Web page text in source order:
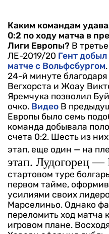
Каким командам
0:2 по ходу матча в
Лиги Европы? В
ЛЕ-2019/20 Гент
матче с Вольфсбургом
24-й минуте
Вегхорста и Жоау
Яремчука позволил
очко. Видео В
Европы было семь
команда добывала
счета 0:2. Шесть из
этап, еще один — на
этап. Лудогорец
стартовом туре
первом тайме,
усилиями своих
Марселиньо. Однако
переломить ход матча
игровом плане.